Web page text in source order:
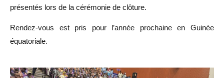
présentés lors de la cérémonie de clôture.
Rendez-vous est pris pour l’année prochaine en Guinée
équatoriale.